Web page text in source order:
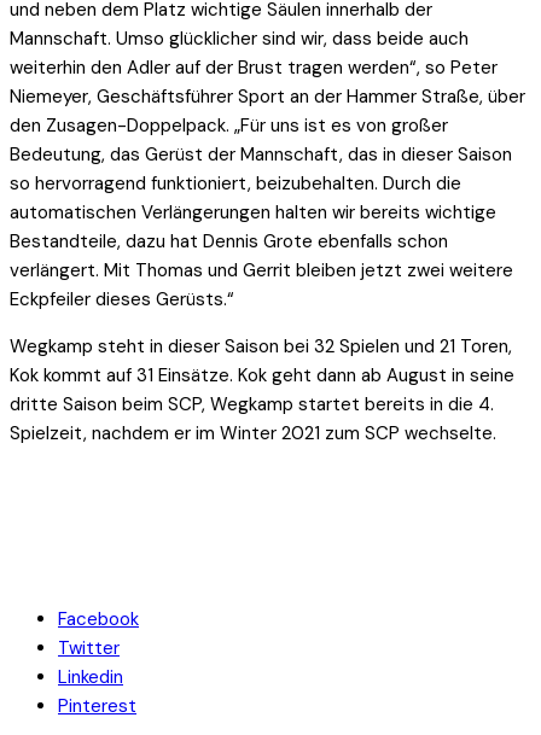
und neben dem Platz wichtige Säulen innerhalb der
Mannschaft. Umso glücklicher sind wir, dass beide auch
weiterhin den Adler auf der Brust tragen werden“, so Peter
Niemeyer, Geschäftsführer Sport an der Hammer Straße, über
den Zusagen-Doppelpack. „Für uns ist es von großer
Bedeutung, das Gerüst der Mannschaft, das in dieser Saison
so hervorragend funktioniert, beizubehalten. Durch die
automatischen Verlängerungen halten wir bereits wichtige
Bestandteile, dazu hat Dennis Grote ebenfalls schon
verlängert. Mit Thomas und Gerrit bleiben jetzt zwei weitere
Eckpfeiler dieses Gerüsts.“
Wegkamp steht in dieser Saison bei 32 Spielen und 21 Toren,
Kok kommt auf 31 Einsätze. Kok geht dann ab August in seine
dritte Saison beim SCP, Wegkamp startet bereits in die 4.
Spielzeit, nachdem er im Winter 2021 zum SCP wechselte.
Facebook
Twitter
Linkedin
Pinterest